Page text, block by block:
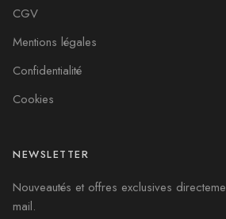
CGV
Mentions légales
Confidentialité
Cookies
NEWSLETTER
Nouveautés et offres exclusives
mail.